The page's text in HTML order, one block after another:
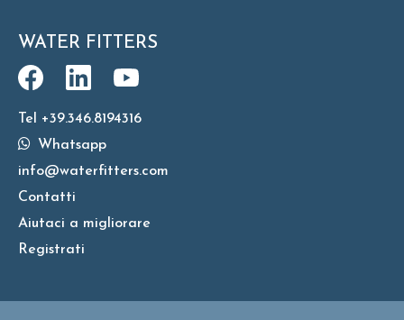
WATER FITTERS
Tel +39.346.8194316
Whatsapp
info@waterfitters.com
Contatti
Aiutaci a migliorare
Registrati